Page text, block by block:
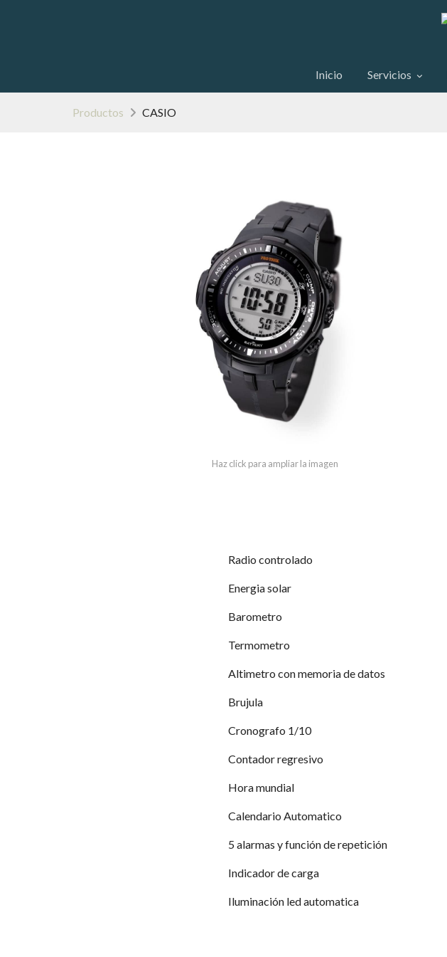
Inicio Servicios
Productos CASIO
Haz click para ampliar la imagen
Radio controlado
Energia solar
Barometro
Termometro
Altimetro con memoria de datos
Brujula
Cronografo 1/10
Contador regresivo
Hora mundial
Calendario Automatico
5 alarmas y función de repetición
Indicador de carga
Iluminación led automatica